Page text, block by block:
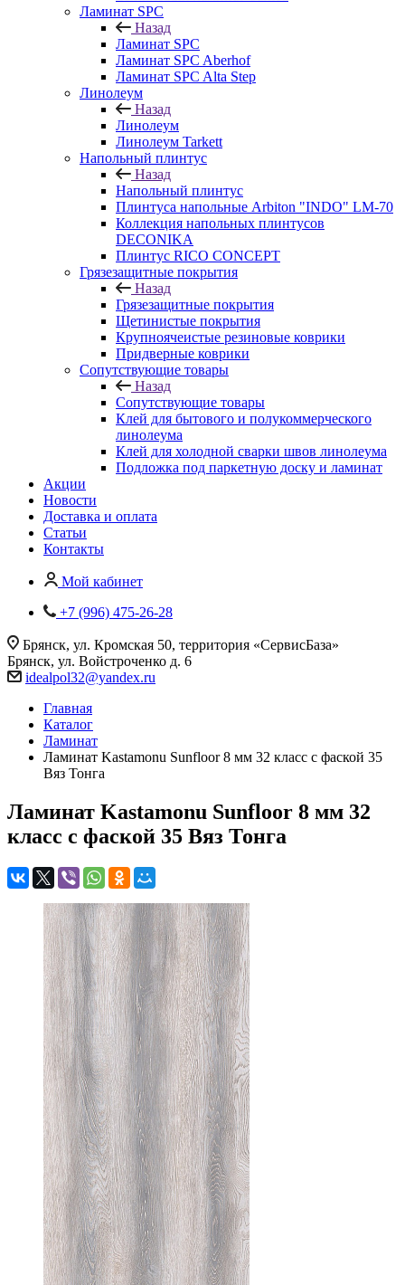
Ламинат SPC
Назад
Ламинат SPC
Ламинат SPC Aberhof
Ламинат SPC Alta Step
Линолеум
Назад
Линолеум
Линолеум Tarkett
Напольный плинтус
Назад
Напольный плинтус
Плинтуса напольные Arbiton "INDO" LM-70
Коллекция напольных плинтусов
DECONIKA
Плинтус RICO CONCEPT
Грязезащитные покрытия
Назад
Грязезащитные покрытия
Щетинистые покрытия
Крупноячеистые резиновые коврики
Придверные коврики
Сопутствующие товары
Назад
Сопутствующие товары
Клей для бытового и полукоммерческого
линолеума
Клей для холодной сварки швов линолеума
Подложка под паркетную доску и ламинат
Акции
Новости
Доставка и оплата
Статьи
Контакты
Мой кабинет
+7 (996) 475-26-28
Брянск, ул. Кромская 50, территория «СервисБаза»
Брянск, ул. Войстроченко д. 6
idealpol32@yandex.ru
Главная
Каталог
Ламинат
Ламинат Kastamonu Sunfloor 8 мм 32 класс с фаской 35
Вяз Тонга
Ламинат Kastamonu Sunfloor 8 мм 32
класс с фаской 35 Вяз Тонга